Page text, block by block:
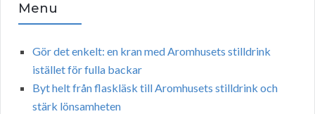
Menu
Gör det enkelt: en kran med Aromhusets stilldrink
istället för fulla backar
Byt helt från flaskläsk till Aromhusets stilldrink och
stärk lönsamheten